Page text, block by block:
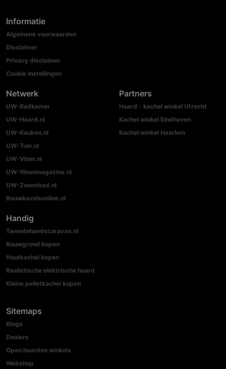
Informatie
Algemene voorwaarden
Disclaimer
Privacy disclaimer
Cookie instellingen
Netwerk
UW-Badkamer
UW-Haard.nl
UW-Keuken.nl
UW-Tuin.nl
UW-Vloer.nl
UW-Woonmagazine.nl
UW-Zwembad.nl
Bouwkavelsonline.nl
Partners
Haard - kachel winkel Utrecht
Kachel winkel Eindhoven
Kachel winkel Haarlem
Handig
Tweedehandscaravan.nl
Bouwgrond kopen
Houtkachel kopen
Realistische elektrische haard
Kleine pelletkachel kopen
Sitemaps
Blogs
Dealers
Open haarden winkels
Webshop